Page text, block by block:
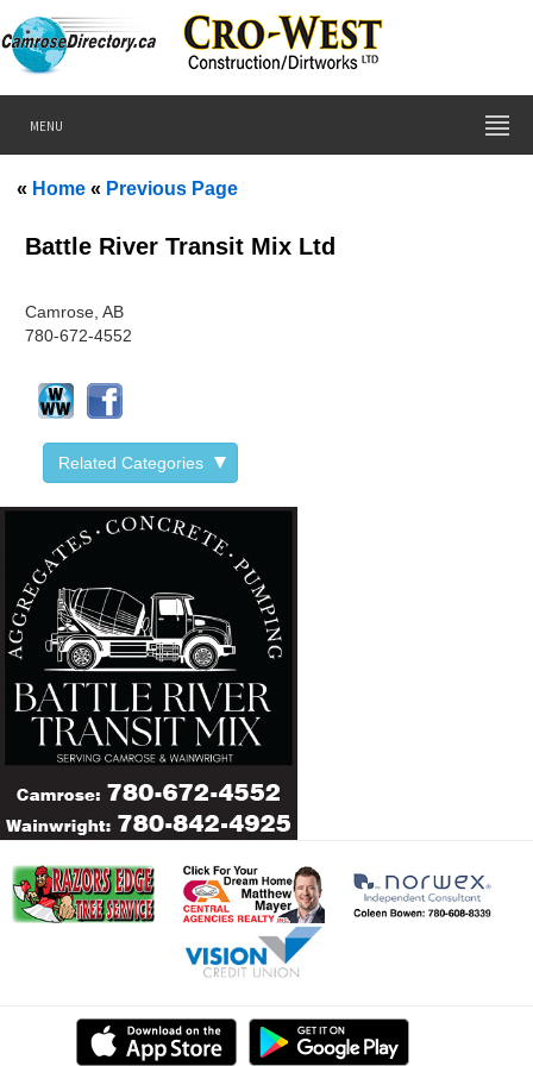
MENU
« Home « Previous Page
Battle River Transit Mix Ltd
Camrose, AB
780-672-4552
Related Categories